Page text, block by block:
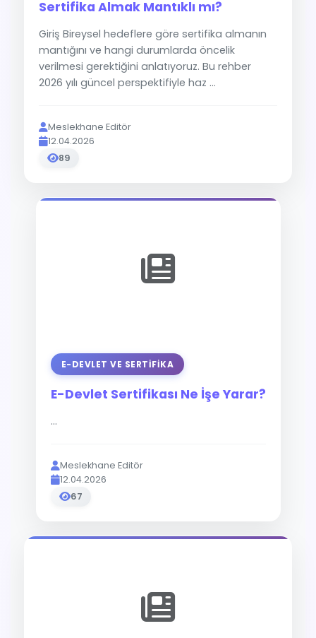
Sertifika Almak Mantıklı mı?
Giriş Bireysel hedeflere göre sertifika almanın
mantığını ve hangi durumlarda öncelik
verilmesi gerektiğini anlatıyoruz. Bu rehber
2026 yılı güncel perspektifiyle haz ...
Meslekhane Editör
12.04.2026
89
E-DEVLET VE SERTIFIKA
E-Devlet Sertifikası Ne İşe Yarar?
...
Meslekhane Editör
12.04.2026
67